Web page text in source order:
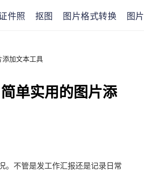
件照 抠图 图片格式转换 图
加文本工具
单实用的图片添
。不管是发工作汇报还是记录日常